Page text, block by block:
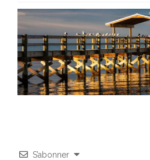
S’abonner